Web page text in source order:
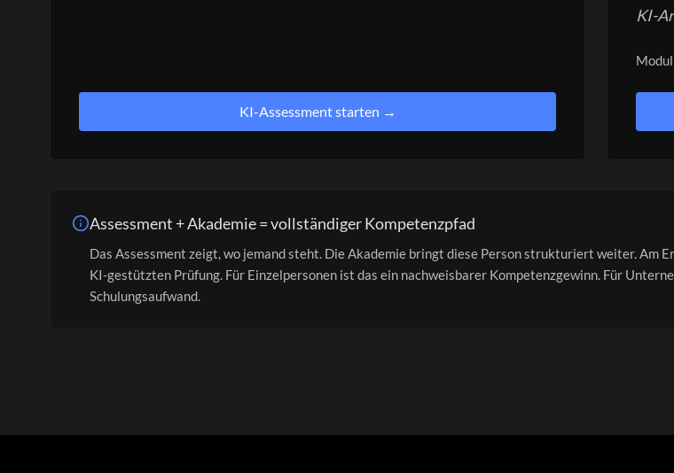
KI-Assessment starten →
KI-
Assessment + Akademie = vollständiger Kompetenzpfad
Das Assessment zeigt, wo jemand steht. Die Akademie bringt diese Person strukturiert weiter. Am
KI-gestützten Prüfung. Für Einzelpersonen ist das ein nachweisbarer Kompetenzgewinn. Für
Schulungsaufwand.